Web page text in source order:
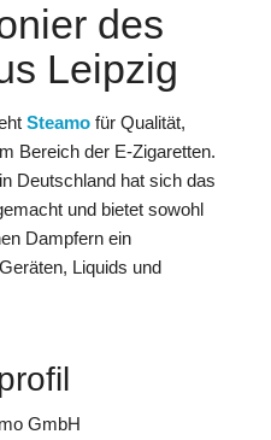
des
Leipzig
Steamofür Qualität,
Bereich der E-Zigaretten.
Deutschland hat sich das
und bietet sowohl
Dampfern ein
Liquids und
GmbH